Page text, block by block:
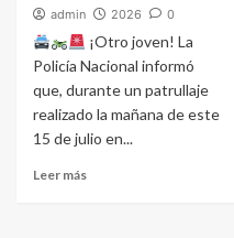
admin 2026 0
¡Otro joven! La
Policía Nacional informó
que, durante un patrullaje
realizado la mañana de este
15 de julio en...
Leer más